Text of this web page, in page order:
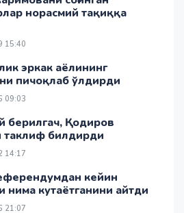
норасмий тақиққа
15:40
эркак аёлининг
пичоқлаб ўлдирди
09:03
берилгач, Қодиров
таклиф билдирди
14:17
кейин
нима кутаётганини айтди
21:07